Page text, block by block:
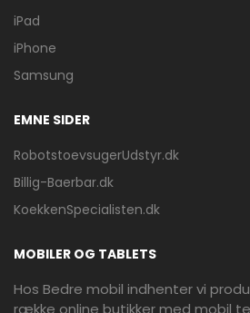
iPad
iPhone
Samsung
EMNE SIDER
RobotstoevsugerUdstyr.dk
Billig-Baerbar.dk
KoekkenSpecialisten.dk
MOBILER OG TABLETS
Hos Bedre mobil indhenter vi
række online butikker med mobil